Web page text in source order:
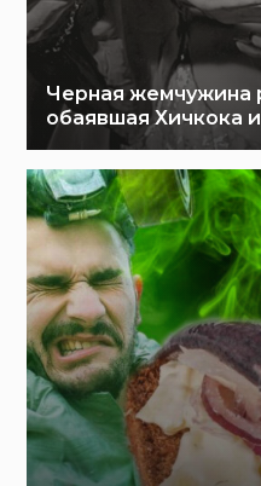
Черная жемчужина
обаявшая Хичкока